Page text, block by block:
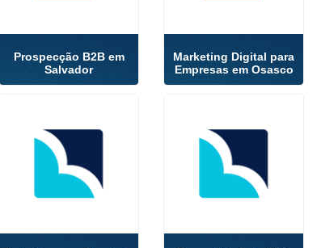
Prospecção B2B em
Salvador
Marketing Digital para
Empresas em Osasco